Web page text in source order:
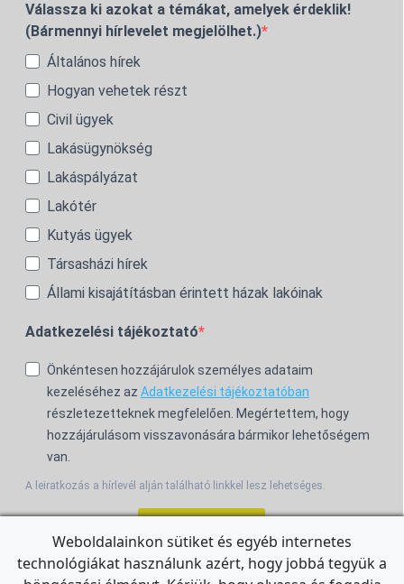
Válassza ki azokat a témákat, amelyek érdeklik!
(Bármennyi hírlevelet megjelölhet.)
Általános hírek
Hogyan vehetek részt
Civil ügyek
Lakásügynökség
Lakáspályázat
Lakótér
Kutyás ügyek
Társasházi hírek
Állami kisajátításban érintett házak lakóinak
Adatkezelési tájékoztató
Önkéntesen hozzájárulok személyes adataim
kezeléséhez az Adatkezelési tájékoztatóban
részletezetteknek megfelelően. Megértettem, hogy
hozzájárulásom visszavonására bármikor lehetőségem
van.
A leiratkozás a hírlevél alján található linkkel lesz lehetséges.
For the English Newsletter, clickHERE.
Weboldalainkon sütiket és egyéb internetes
technológiákat használunk azért, hogy jobbá tegyük a